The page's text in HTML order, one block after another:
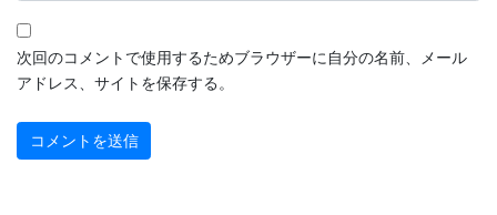
次回のコメントで使用するためブラウザーに自分の名前、メール
アドレス、サイトを保存する。
2022年1月
2021年12月